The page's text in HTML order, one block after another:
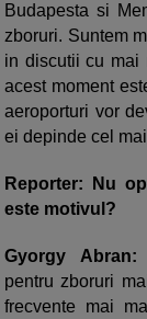
Budapesta si
zboruri. Suntem
in discutii cu mai
acest moment
aeroporturi vor
ei depinde cel
Reporter: Nu
este motivul?
Gyorgy Abran:
pentru zboruri
frecvente mai